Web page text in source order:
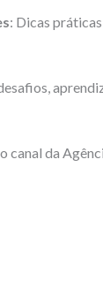
: Dicas
da